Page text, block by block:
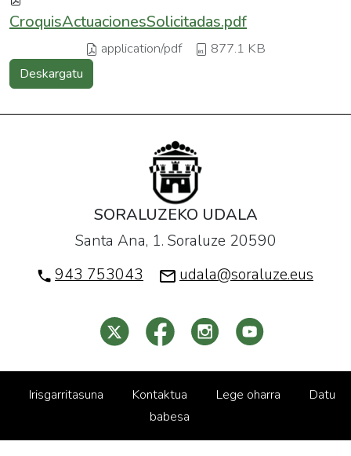
CroquisActuacionesSolicitadas.pdf
application/pdf 877.1 KB
Deskargatu
SORALUZEKO UDALA
Santa Ana, 1. Soraluze 20590
943 753043
udala@soraluze.eus
Irisgarritasuna Kontaktua Lege oharra
Datu
babesa